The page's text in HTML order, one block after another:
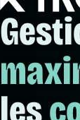
les